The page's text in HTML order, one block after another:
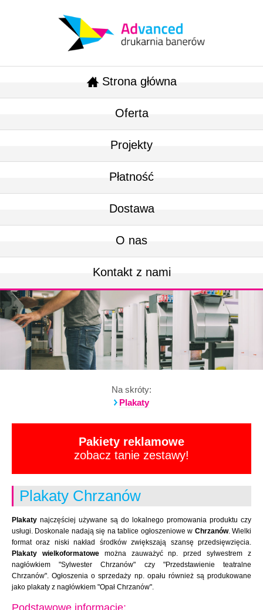
Strona główna
Oferta
Projekty
Płatność
Dostawa
O nas
Kontakt z nami
Na skróty:
Plakaty
Pakiety reklamowe
zobacz tanie zestawy!
Plakaty Chrzanów
Plakaty najczęściej używane są do lokalnego promowania produktu czy
usługi. Doskonale nadają się na tablice ogłoszeniowe w Chrzanów. Wielki
format oraz niski nakład środków zwiększają szansę przedsięwzięcia.
Plakaty wielkoformatowemożna zauważyć np. przed sylwestrem z
nagłówkiem "Sylwester Chrzanów" czy "Przedstawienie teatralne
Chrzanów". Ogłoszenia o sprzedaży np. opału również są produkowane
jako plakaty z nagłówkiem "Opał Chrzanów".
Podstawowe informacje: